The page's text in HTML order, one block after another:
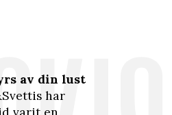
av din lust
har